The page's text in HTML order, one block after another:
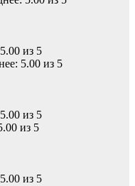
5.00 из 5
5.00 из 5
5.00 из 5